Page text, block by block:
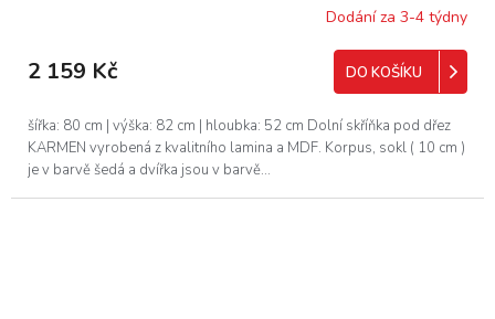
Dodání za 3-4 týdny
2 159 Kč DO KOŠÍKU
šířka: 80 cm | výška: 82 cm | hloubka: 52 cm Dolní skříňka pod dřez
KARMEN vyrobená z kvalitního lamina a MDF. Korpus, sokl ( 10 cm )
je v barvě šedá a dvířka jsou v barvě...